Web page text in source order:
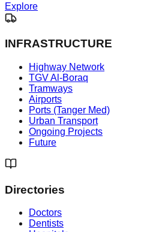
Explore
INFRASTRUCTURE
Highway Network
TGV Al-Boraq
Tramways
Airports
Ports (Tanger Med)
Urban Transport
Ongoing Projects
Future
Directories
Doctors
Dentists